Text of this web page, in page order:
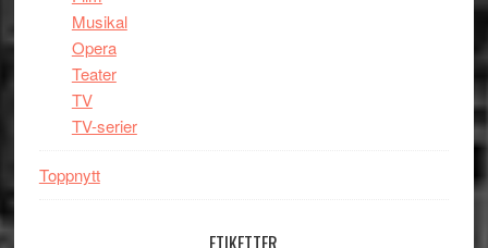
Musikal
Opera
Teater
TV
TV-serier
Toppnytt